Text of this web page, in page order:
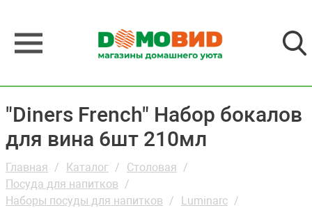
"Diners French" Набор бокалов
для вина 6шт 210мл
Главная Каталог
Столовая
Посуда для напитков
Наборы посуды для напитков
Luminarc